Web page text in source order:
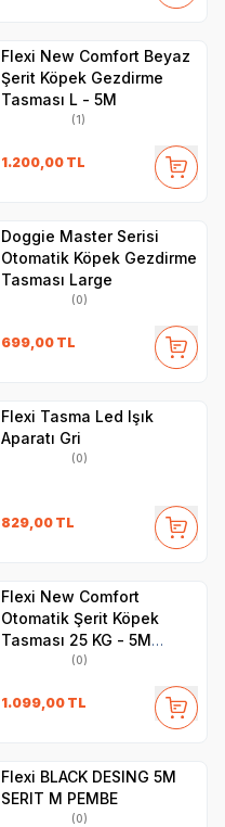
Flexi New Comfort Beyaz
Şerit Köpek Gezdirme
Tasması L - 5M
(1)
1.200,00 TL
Doggie Master Serisi
Otomatik Köpek Gezdirme
Tasması Large
(0)
699,00 TL
Flexi Tasma Led Işık
Aparatı Gri
(0)
829,00 TL
Flexi New Comfort
Otomatik Şerit Köpek
Tasması 25 KG - 5M
Medium Mavi
(0)
1.099,00 TL
Flexi BLACK DESING 5M
SERIT M PEMBE
(0)